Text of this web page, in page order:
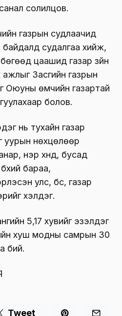
солилцов.
газрын судлаачид
судалгаа хийж,
бөгөөд цаашид газар зүйн
ажлыг Засгийн газрын
Оюуны өмчийн газартай
болов.
нь тухайн газар
уурын нөхцөлөөр
нэр хүнд, бусад
бараа,
улс, бүс, газар
хэлдэг.
5,17 хувийг эзэлдэг
хуш модны самрын 30
бий.
Tweet